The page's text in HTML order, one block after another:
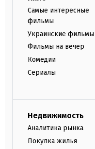
Самые интересные
фильмы
Украинские фильмы
Фильмы на вечер
Комедии
Сериалы
Недвижимость
Аналитика рынка
Покупка жилья